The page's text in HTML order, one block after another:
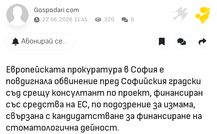
Gospodari.com
22.06.2026 11:45 320 0
Абонирай се...
Европейската прокуратура в София е
повдигнала обвинение пред Софийския градски
съд срещу консултант по проект, финансиран
със средства на ЕС, по подозрение за измама,
свързана с кандидатстване за финансиране на
стоматологична дейност.